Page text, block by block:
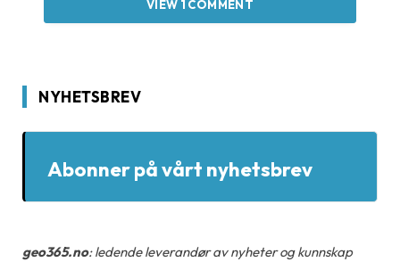
VIEW 1 COMMENT
NYHETSBREV
Abonner på vårt nyhetsbrev
geo365.no: ledende leverandør av nyheter og kunnskap